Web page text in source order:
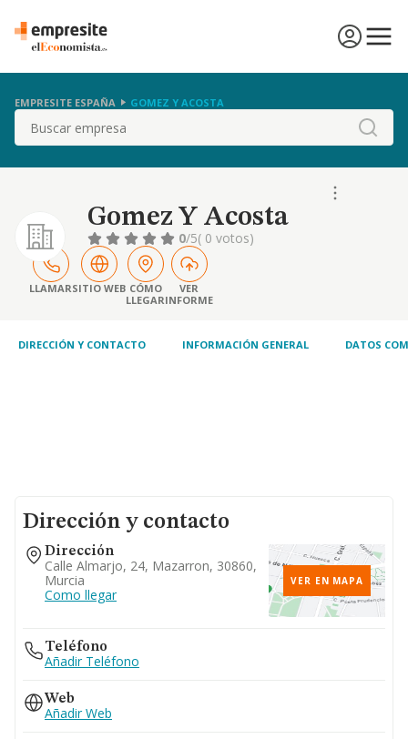
EMPRESITE ESPAÑA GOMEZ Y ACOSTA
Buscar
Gomez Y Acosta
0/5( 0 votos)
LLAMARSITIO WEB CÓMO
LLEGAR
VER
INFORME
DIRECCIÓN Y CONTACTO INFORMACIÓN GENERAL DATOS
Dirección y contacto
Dirección
Calle Almarjo, 24, Mazarron, 30860,
Murcia
Como llegar
VER EN MAPA
Teléfono
Añadir Teléfono
Web
Añadir Web